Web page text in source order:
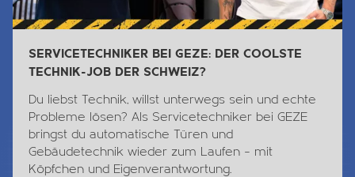
SERVICETECHNIKER BEI GEZE: DER COOLSTE
TECHNIK-JOB DER SCHWEIZ?
Du liebst Technik, willst unterwegs sein und echte
Probleme lösen? Als Servicetechniker bei GEZE
bringst du automatische Türen und
Gebäudetechnik wieder zum Laufen – mit
Köpfchen und Eigenverantwortung.